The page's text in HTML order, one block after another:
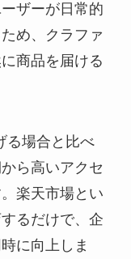
ザーが日常的
め、クラファ
商品を届ける
る場合と比べ
ら高いアクセ
楽天市場とい
るだけで、企
に向上しま